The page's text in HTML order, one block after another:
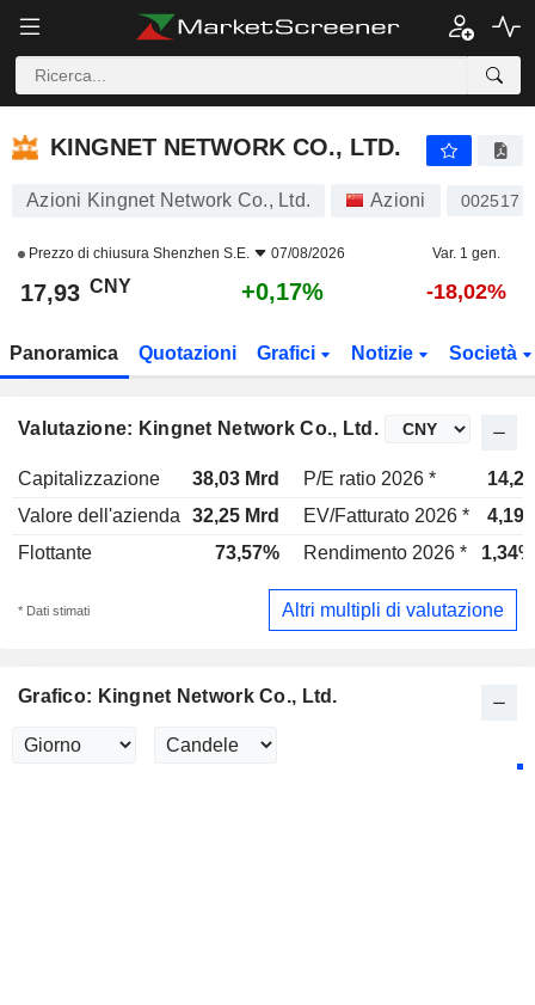
KINGNET NETWORK CO., LTD.
KINGNET NETWORK CO., LTD.
Azioni Kingnet Network Co., Ltd. Azioni 002517
Prezzo di chiusura Shenzhen S.E. 07/08/2026 Var. 1 gen.
17,93 CNY +0,17% -18,02%
Panoramica Quotazioni Grafici Notizie Società
Valutazione: Kingnet Network Co., Ltd.
Capitalizzazione 38,03 Mrd P/E ratio 2026 *
14,2x
Valore dell'azienda
32,25 Mrd EV/Fatturato 2026 *
4,19x
Flottante
73,57% Rendimento 2026 * 1,34%
* Dati stimati Altri multipli di valutazione
Grafico: Kingnet Network Co., Ltd.